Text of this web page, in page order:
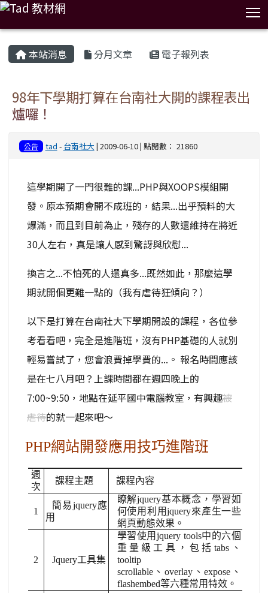
本站消息 分月文章 電子報列表
98年下學期打算在台南社大開的課程表出
爐囉！
公告 tad - 台南社大 | 2009-06-10 | 點閱數： 21860
這學期開了一門很難的課...PHP與XOOPS模組開
發。原本預期會開不成班的，結果...出乎預料的大
爆滿，而且到目前為止，殘存的人數還維持在將近
30人左右，真是讓人感到驚訝與欣慰...
換言之...不怕死的人還真多...既然如此，那麼這學
期就開個更難一點的（我有虐待狂傾向？）
以下是打算在台南社大下學期開設的課程，各位參
考看看吧，完全是進階班，沒有PHP基礎的人就別
輕易嘗試了，您會浪費掉學費的...。 報名時間應該
是在七八月吧？上課時間都在週四晚上的
7:00~9:50，地點在延平國中電腦教室，有興趣被
虐待的就一起來吧～
PHP網站開發應用技巧進階班
週
次
課程主題 課程內容
1
簡易jquery應
用
瞭解jquery基本概念，學習如
何使用利用jquery來產生一些
網頁動態效果。
2 Jquery工具集
學習使用jquery tools中的六個
重量級工具，包括tabs、
tooltip
scrollable、overlay、expose、
flashembed等六種常用特效。